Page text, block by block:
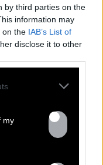
by third parties on the
information may
on the IAB’s List of
disclose it to other
my